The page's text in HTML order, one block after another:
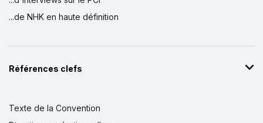
...de NHK en haute définition
Références clefs
Texte de la Convention